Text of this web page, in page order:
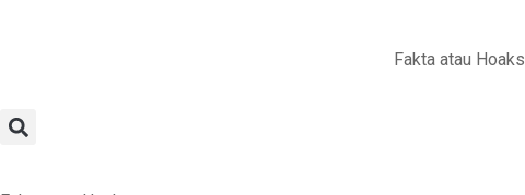
Fakta atau Hoaks